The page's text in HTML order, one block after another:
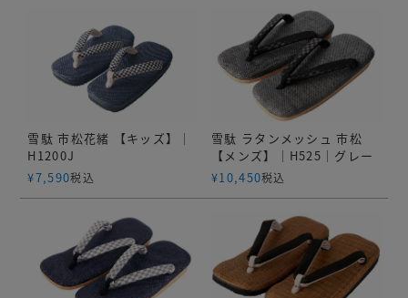
雪駄 市松花緒 【キッズ】｜
H1200J
¥7,590税込
雪駄 ラタンメッシュ 市松
【メンズ】｜H525｜グレー
¥10,450税込